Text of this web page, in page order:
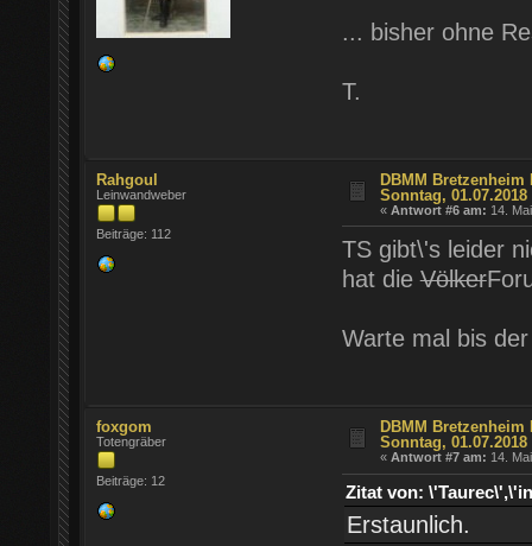
... bisher ohne
T.
Rahgoul
Leinwandweber
Beiträge: 112
DBMM Bretzenheim
Sonntag, 01.07.2018
«Antwort #6 am: 14.
TS gibt\'s leider
hat dieVölker
Warte mal bis
foxgom
Totengräber
Beiträge: 12
DBMM Bretzenheim
Sonntag, 01.07.2018
«Antwort #7 am: 14.
Zitat von:
Erstaunlich.